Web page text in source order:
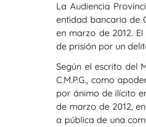
La Audiencia
entidad bancaria de
en marzo de 2012.
de prisión por un
Según el escrito del
C.M.P.G., como
por ánimo de ilícito
de marzo de 2012,
a pública de una